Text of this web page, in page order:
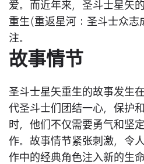
爱。而近年来，圣斗士星矢
重生(重返星河：圣斗士众志
注。
故事情节
圣斗士星矢重生的故事发生
代圣斗士们团结一心，保护
时，他们不仅需要勇气和坚
作。故事情节紧张刺激，令
作中的经典角色注入新的生